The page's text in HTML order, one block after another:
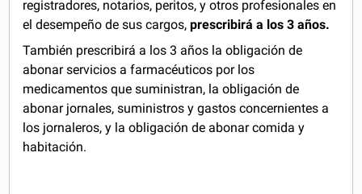
registradores, notarios, peritos, y otros profesionales en
el desempeño de sus cargos,prescribirá a los 3 años.
También prescribirá a los 3 años la obligación de
abonar servicios a farmacéuticos por los
medicamentos que suministran, la obligación de
abonar jornales, suministros y gastos concernientes a
los jornaleros, y la obligación de abonar comida y
habitación.